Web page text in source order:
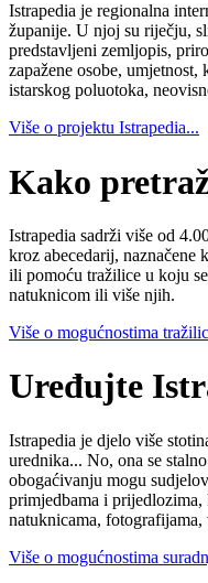
Istrapedia je regionalna
županije. U njoj su riječju,
predstavljeni zemljopis,
zapažene osobe,
istarskog poluotoka,
Više o projektu Istrapedia...
Kako
Istrapedia sadrži više od
kroz abecedarij, naznačene
ili pomoću tražilice u koju
natuknicom ili više njih.
Više o mogućnostima
Uređujte
Istrapedia je djelo više
urednika... No, ona se
obogaćivanju mogu
primjedbama i
natuknicama,
Više o mogućnostima